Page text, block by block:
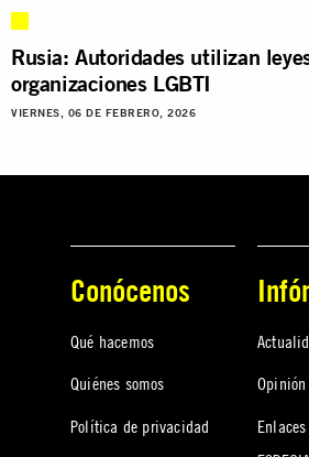
Rusia: Autoridades utilizan
organizaciones LGBTI
VIERNES, 06 DE FEBRERO, 2026
Conócenos
Qué hacemos
Quiénes somos
Política de privacidad
Opinión
Enlaces